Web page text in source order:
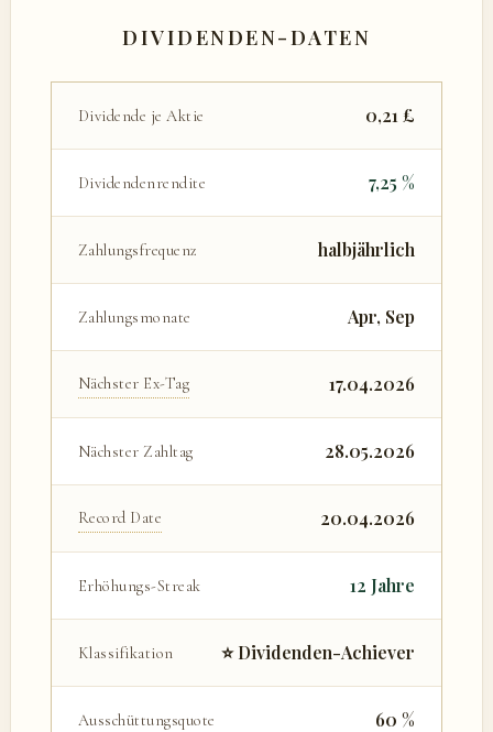
DIVIDENDEN-DATEN
Dividende je Aktie 0,21 £
Dividendenrendite 7,25 %
Zahlungsfrequenz halbjährlich
Zahlungsmonate Apr, Sep
Nächster Ex-Tag 17.04.2026
Nächster Zahltag 28.05.2026
Record Date 20.04.2026
Erhöhungs-Streak 12 Jahre
Klassifikation ⭐ Dividenden-Achiever
Ausschüttungsquote 60 %